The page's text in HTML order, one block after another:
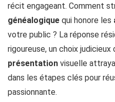
récit engageant. Comment
généalogique qui honore les
votre public ? La réponse
rigoureuse, un choix judicieux
présentation visuelle
dans les étapes clés pour
passionnante.